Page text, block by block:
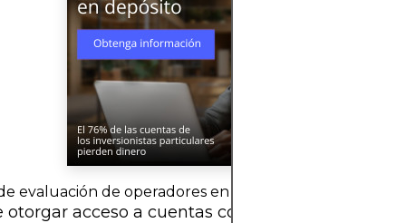
evaluación de operadores en empresas de Forex
otorgar acceso a cuentas con fondos, las